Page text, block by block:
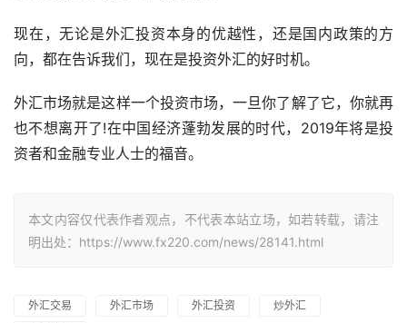
现在，无论是外汇投资本身的优越性，还是国内政策的方
向，都在告诉我们，现在是投资外汇的好时机。
外汇市场就是这样一个投资市场，一旦你了解了它，你就再
也不想离开了!在中国经济蓬勃发展的时代，2019年将是投
资者和金融专业人士的福音。
本文内容仅代表作者观点，不代表本站立场，如若转载，请注
明出处：https://www.fx220.com/news/28141.html
外汇交易 外汇市场 外汇投资
炒外汇